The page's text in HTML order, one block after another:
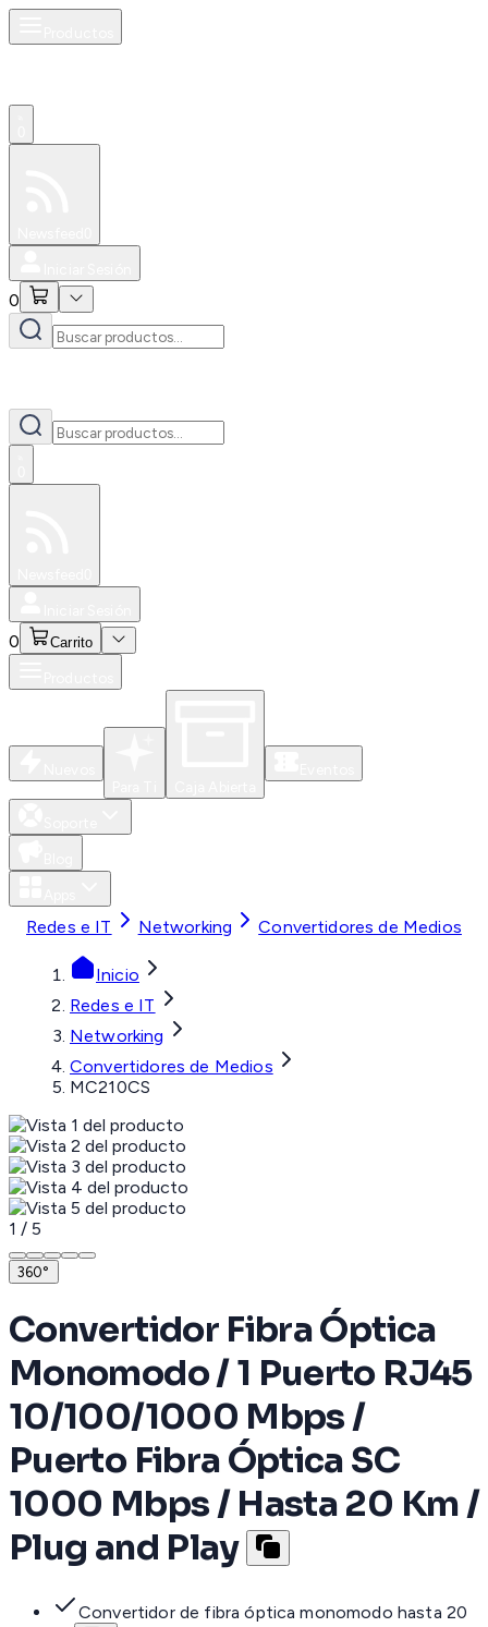
0
0 Carrito
Redes e IT Networking Convertidores de Medios
Inicio
Redes e IT
Networking
Convertidores de Medios
MC210CS
1 / 5
360°
Convertidor Fibra Óptica
Monomodo / 1 Puerto RJ45
10/100/1000 Mbps /
Puerto Fibra Óptica SC
1000 Mbps / Hasta 20 Km /
Plug and Play
Convertidor de fibra óptica monomodo hasta 20